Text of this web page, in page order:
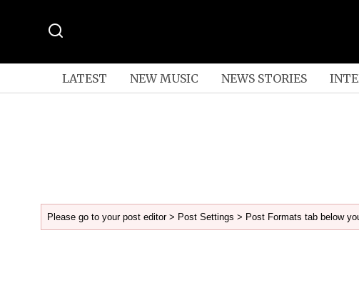
LATEST NEW MUSIC NEWS STORIES
Please go to your post editor > Post Settings > Post Formats tab below